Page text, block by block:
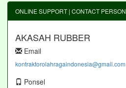
ONLINE SUPPORT | CONTACT PERSON
AKASAH RUBBER
Email
kontraktorolahragaindonesia@gmail.com
Ponsel